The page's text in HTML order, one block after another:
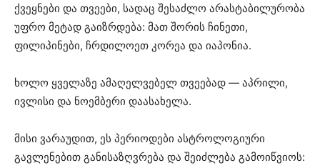
ქვეყნები და თვეები, სადაც შესაძლო არასტაბილურობა
უფრო მეტად გაიზრდება: მათ შორის ჩინეთი,
ფილიპინები, ჩრდილოეთ კორეა და იაპონია.
ხოლო ყველაზე ამაღელვებელ თვეებად — აპრილი,
ივლისი და ნოემბერი დაასახელა.
მისი ვარაუდით, ეს პერიოდები ასტროლოგიური
გავლენებით განისაზღვრება და შეიძლება გამოიწვიოს: